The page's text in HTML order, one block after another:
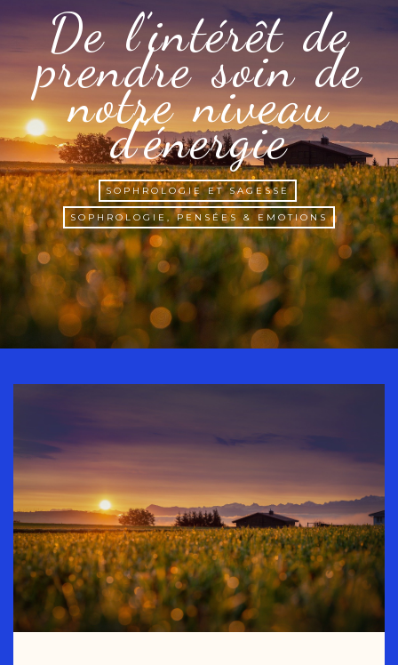
De l’intérêt de
prendre soin de
notre niveau
d’énergie
SOPHROLOGIE ET SAGESSE
SOPHROLOGIE, PENSÉES & EMOTIONS